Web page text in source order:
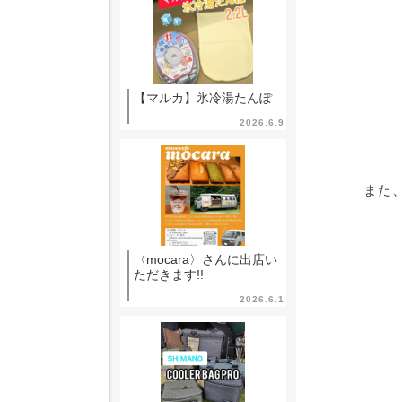
また
2026.6.9
【マルカ】氷冷湯たんぽ
2026.6.1
〈mocara〉さんに出店い
ただきます!!